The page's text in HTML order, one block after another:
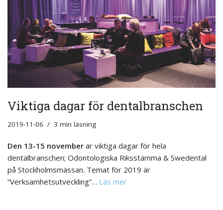
Viktiga dagar för dentalbranschen
2019-11-06 3 min läsning
Den 13-15 november är viktiga dagar för hela
dentalbranschen; Odontologiska Riksstämma & Swedental
på Stockholmsmässan. Temat för 2019 är
”Verksamhetsutveckling”… Läs mer